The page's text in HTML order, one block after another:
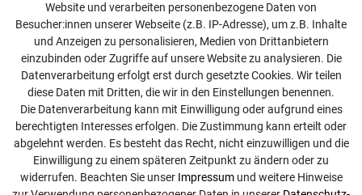
Kontakt
Online Retourenservice
Kontakt
info@dachdecker-shop.de
+49 3501 507295
Montag - Freitag, 08:00 - 16:00
Anrufe aus dem dt. Festnetz zum Ortstarif, Preise aus dem
Website und verarbeiten personenbezogene Daten von
Besucher:innen unserer Webseite (z.B. IP-Adresse), um z.B. Inhalte
und Anzeigen zu personalisieren, Medien von Drittanbietern
einzubinden oder Zugriffe auf unsere Website zu analysieren. Die
Datenverarbeitung erfolgt erst durch gesetzte Cookies. Wir teilen
diese Daten mit Dritten, die wir in den Einstellungen benennen.
Die Datenverarbeitung kann mit Einwilligung oder aufgrund eines
berechtigten Interesses erfolgen. Die Zustimmung kann erteilt oder
abgelehnt werden. Es besteht das Recht, nicht einzuwilligen und die
Einwilligung zu einem späteren Zeitpunkt zu ändern oder zu
widerrufen. Beachten Sie unser Impressumund weitere Hinweise